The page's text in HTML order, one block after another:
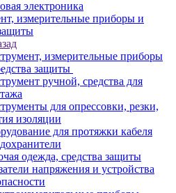
электроника
измерительные приборы и
измерительные приборы
защиты
ручной, средства для
для опрессовки, резки,
изоляции
для протяжки кабеля
одежда, средства защиты
напряжения и устройства